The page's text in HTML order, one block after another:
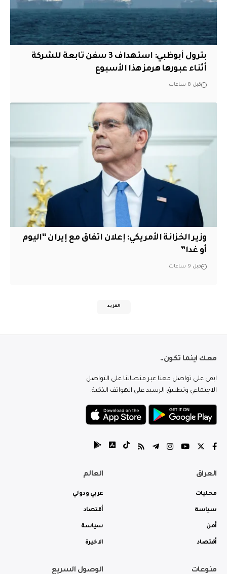
بترول أبوظبي: استهداف 3 سفن تابعة للشركة
أثناء عبورها هرمز هذا الأسبوع
قبل 8 ساعات
وزير الخزانة الأمريكي: إعلان اتفاق مع إيران “اليوم
أو غدا”
قبل 9 ساعات
المزيد
معك اينما تكون..
ابقى على تواصل معنا عبر منصاتنا على التواصل
الاجتماعي وتطبيق الرشيد على الهواتف الذكية.
العراق
محليات
سياسة
أمن
أقتصاد
العالم
عربي ودولي
أقتصاد
سياسة
الاخيرة
منوعات الوصول السريع